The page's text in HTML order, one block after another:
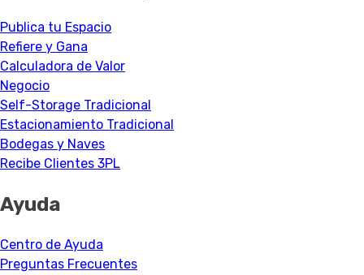
Publica tu Espacio
Refiere y Gana
Calculadora de Valor
Negocio
Self-Storage Tradicional
Estacionamiento Tradicional
Bodegas y Naves
Recibe Clientes 3PL
Ayuda
Centro de Ayuda
Preguntas Frecuentes